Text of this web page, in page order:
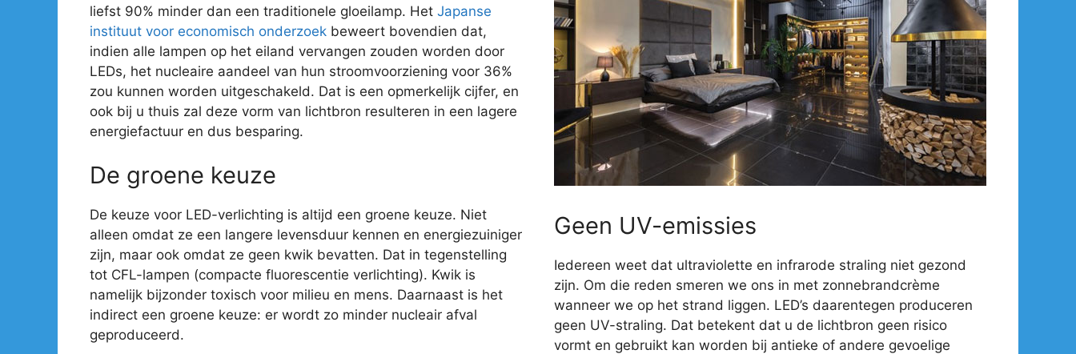
liefst 90% minder dan een traditionele gloeilamp. Het Japanse
instituut voor economisch onderzoek beweert bovendien dat,
indien alle lampen op het eiland vervangen zouden worden door
LEDs, het nucleaire aandeel van hun stroomvoorziening voor 36%
zou kunnen worden uitgeschakeld. Dat is een opmerkelijk cijfer, en
ook bij u thuis zal deze vorm van lichtbron resulteren in een lagere
energiefactuur en dus besparing.
De groene keuze
De keuze voor LED-verlichting is altijd een groene keuze. Niet
alleen omdat ze een langere levensduur kennen en energiezuiniger
zijn, maar ook omdat ze geen kwik bevatten. Dat in tegenstelling
tot CFL-lampen (compacte fluorescentie verlichting). Kwik is
namelijk bijzonder toxisch voor milieu en mens. Daarnaast is het
indirect een groene keuze: er wordt zo minder nucleair afval
geproduceerd.
Geen UV-emissies
Iedereen weet dat ultraviolette en infrarode straling niet gezond
zijn. Om die reden smeren we ons in met zonnebrandcrème
wanneer we op het strand liggen. LED’s daarentegen produceren
geen UV-straling. Dat betekent dat u de lichtbron geen risico
vormt en gebruikt kan worden bij antieke of andere gevoelige